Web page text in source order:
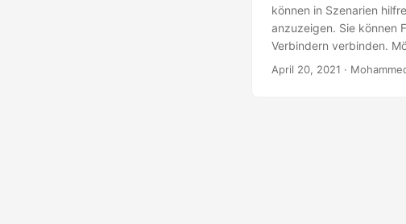
können in Szenarien
anzuzeigen. Sie können
Verbindern verbinden.
programmgesteuert
April 20, 2021 ·